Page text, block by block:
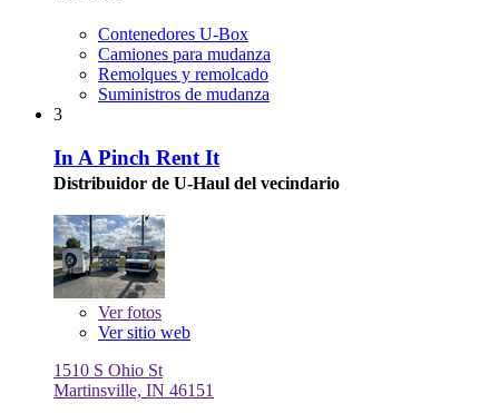
Contenedores U-Box
Camiones para mudanza
Remolques y remolcado
Suministros de mudanza
3
In A Pinch Rent It
Distribuidor de U-Haul del vecindario
Verfotos
Ver sitio web
1510 S Ohio St
Martinsville, IN 46151